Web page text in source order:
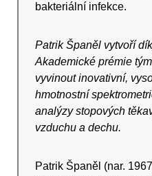
bakteriální infekce.
Patrik Španěl vytvoří
Akademické prémie
vyvinout inovativní,
hmotnostní
analýzy stopových
vzduchu a dechu.
Patrik Španěl (nar.